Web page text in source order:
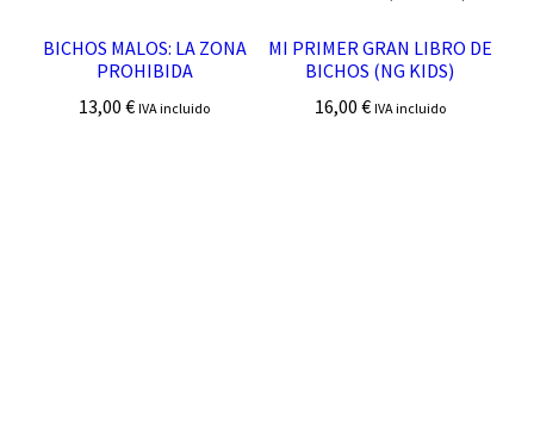
BICHOS MALOS: LA ZONA
PROHIBIDA
13,00€ IVA incluido
MI PRIMER GRAN LIBRO DE
BICHOS (NG KIDS)
16,00 € IVA incluido